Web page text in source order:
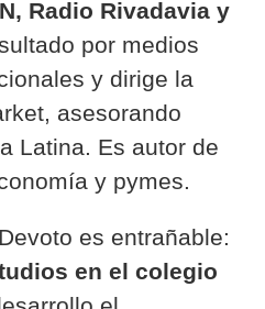
Radio Rivadavia y
por medios
y dirige la
asesorando
Latina. Es autor de
y pymes.
es entrañable:
en el colegio